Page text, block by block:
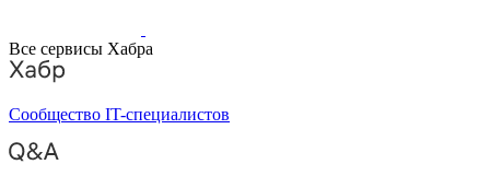
Все сервисы Хабра
Сообщество IT-специалистов